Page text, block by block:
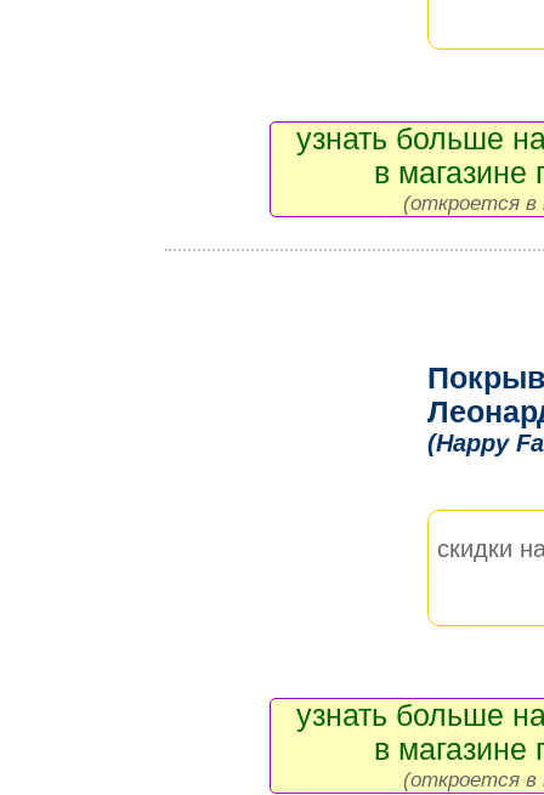
узнать больше
в магазине
(откроется в
(Happy
скидки
узнать больше
в магазине
(откроется в